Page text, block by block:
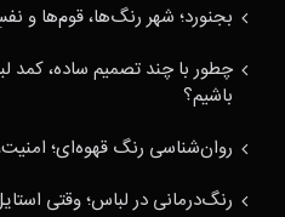
بجنورد؛ شهر رنگ‌ها، قوم‌ها و
چطور با چند تصمیم ساده، کمد
باشیم؟
روان‌شناسی رنگ قهوه‌ای؛
رنگ‌درمانی در لباس؛ وقتی